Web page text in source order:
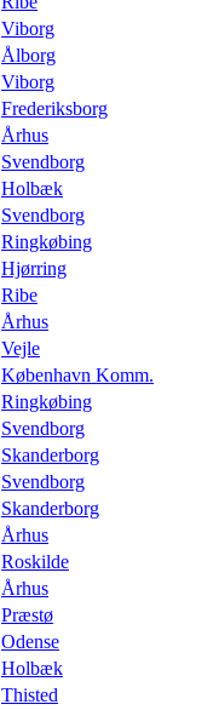
Viborg
Ålborg
Viborg
Frederiksborg
Århus
Svendborg
Holbæk
Svendborg
Ringkøbing
Hjørring
Ribe
Århus
Vejle
København Komm.
Ringkøbing
Svendborg
Skanderborg
Svendborg
Skanderborg
Århus
Roskilde
Århus
Præstø
Odense
Holbæk
Thisted